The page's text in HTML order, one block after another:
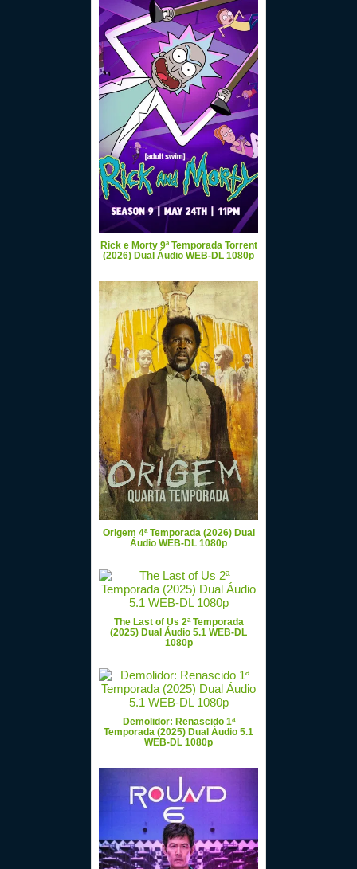
Rick e Morty 9ª Temporada Torrent
(2026) Dual Áudio WEB-DL 1080p
Origem 4ª Temporada (2026) Dual
Áudio WEB-DL 1080p
The Last of Us 2ª Temporada
(2025) Dual Áudio 5.1 WEB-DL
1080p
Demolidor: Renascido 1ª
Temporada (2025) Dual Áudio 5.1
WEB-DL 1080p